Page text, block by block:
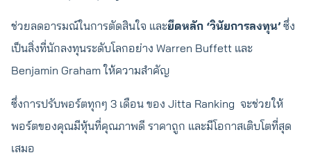
ช่วยลดอารมณ์ในการตัดสินใจ และยึดหลัก ‘วินัยการลงทุน’ ซึ่ง
เป็นสิ่งที่นักลงทุนระดับโลกอย่าง Warren Buffett และ
Benjamin Graham ให้ความสำคัญ
ซึ่งการปรับพอร์ตทุกๆ 3 เดือน ของ Jitta Ranking จะช่วยให้
พอร์ตของคุณมีหุ้นที่คุณภาพดี ราคาถูก และมีโอกาสเติบโตที่สุด
เสมอ